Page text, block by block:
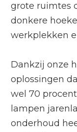
grote ruimtes
donkere
werkplekken
Dankzij onze
oplossingen
wel 70
lampen
onderhoud